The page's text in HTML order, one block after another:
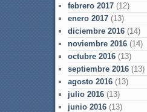
febrero 2017(12)
enero 2017(13)
diciembre 2016(14)
noviembre 2016(14)
octubre 2016(13)
septiembre 2016(13)
agosto 2016(13)
julio 2016(13)
junio 2016(13)